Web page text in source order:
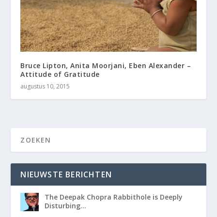
Bruce Lipton, Anita Moorjani, Eben Alexander –
Attitude of Gratitude
augustus 10, 2015
NIEUWSTE BERICHTEN
The Deepak Chopra Rabbithole is Deeply
Disturbing…